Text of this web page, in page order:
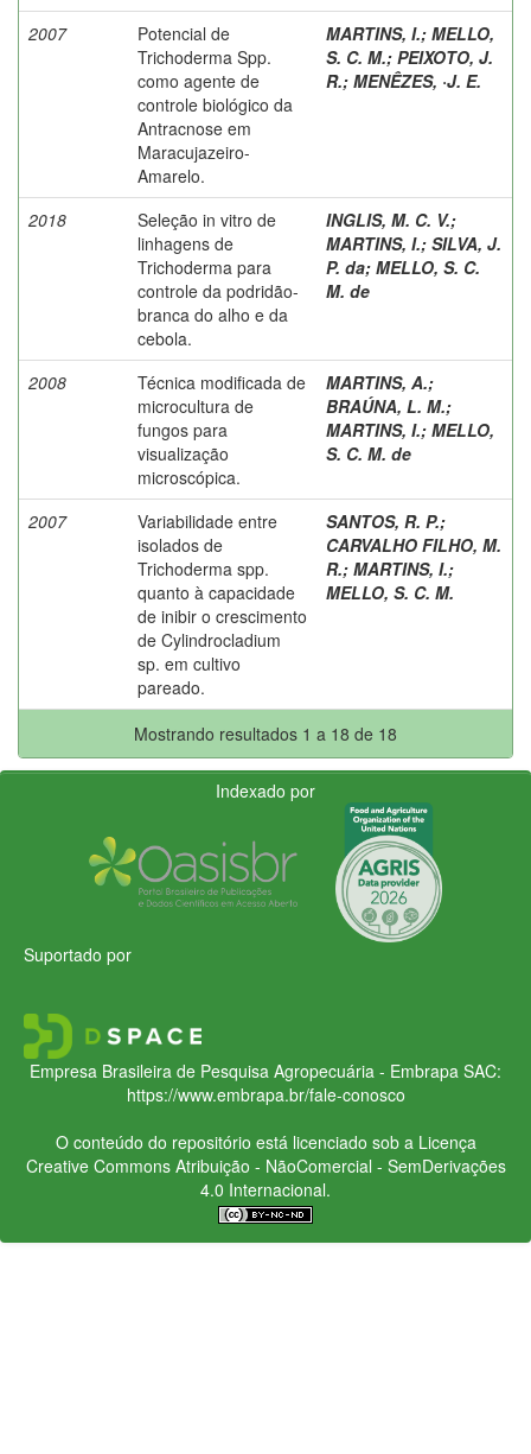
2007
Potencial de
Trichoderma Spp.
como agente de
controle biológico da
Antracnose em
Maracujazeiro-
Amarelo.
MARTINS, I.; MELLO,
S. C. M.; PEIXOTO, J.
R.; MENÊZES, ·J. E.
2018
Seleção in vitro de
linhagens de
Trichoderma para
controle da podridão-
branca do alho e da
cebola.
INGLIS, M. C. V.;
MARTINS, I.; SILVA, J.
P. da; MELLO, S. C.
M. de
2008
Técnica modificada de
microcultura de
fungos para
visualização
microscópica.
MARTINS, A.;
BRAÚNA, L. M.;
MARTINS, I.; MELLO,
S. C. M. de
2007
Variabilidade entre
isolados de
Trichoderma spp.
quanto à capacidade
de inibir o crescimento
de Cylindrocladium
sp. em cultivo
pareado.
SANTOS, R. P.;
CARVALHO FILHO, M.
R.; MARTINS, I.;
MELLO, S. C. M.
Mostrando resultados 1 a 18 de 18
Indexado por
Suportado por
Empresa Brasileira de Pesquisa Agropecuária - Embrapa SAC:
https://www.embrapa.br/fale-conosco
O conteúdo do repositório está licenciado sob a Licença
Creative CommonsAtribuição - NãoComercial - SemDerivações
4.0 Internacional.